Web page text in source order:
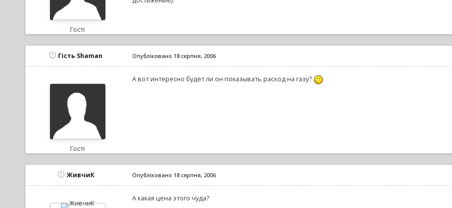
Гості
Гість Shaman
Гості
Опубліковано 18 серпня, 2006
А вот интересно будет ли он показывать расход на газу?
ЖивчиК Опубліковано 18 серпня, 2006
А какая цена этого чуда?